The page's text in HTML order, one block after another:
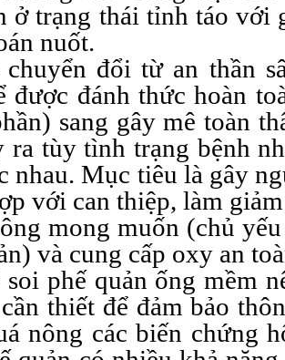
ở trạng thái tỉnh táo với
nuốt.
đổi từ an thần
được đánh thức hoàn
sang gây mê toàn
ra tùy tình trạng bệnh
nhau. Mục tiêu là gây
với can thiệp, làm
mong muốn (chủ
và cung cấp oxy an
phế quản ống mềm
thiết để đảm bảo
nông các biến chứng